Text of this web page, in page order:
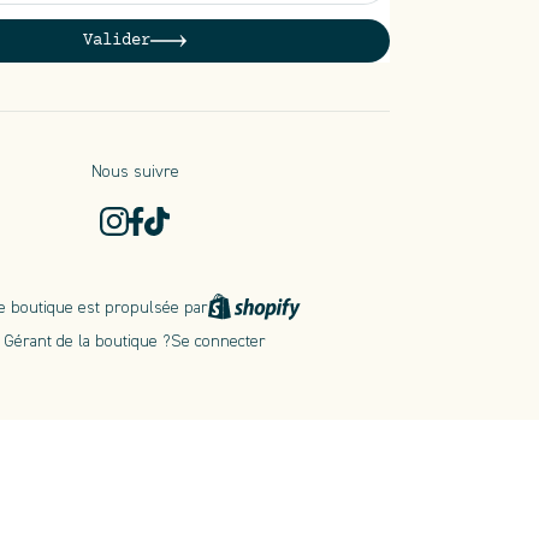
Valider
Nous suivre
boutique est propulsée par
Gérant de la boutique ?Se connecter